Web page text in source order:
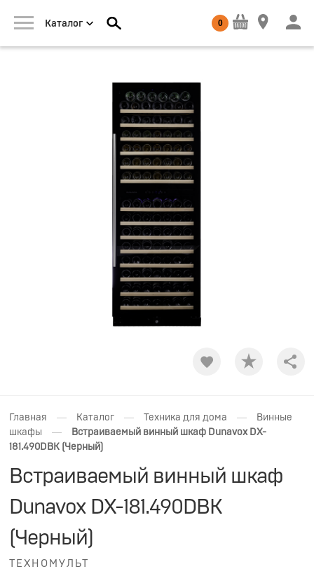
Каталог 0
Главная — Каталог — Техника для дома —
Винные
шкафы
—
Встраиваемый винный шкаф Dunavox DX-
181.490DBK (Черный)
Встраиваемый винный шкаф
Dunavox DX-181.490DBK
(Черный)
ТЕХНОМУЛЬТ